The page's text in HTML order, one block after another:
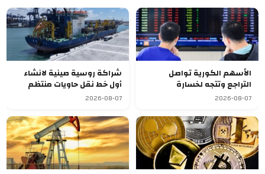
الأسهم الكورية تواصل
التراجع وتتجه لخسارة
أسبوعية سابعة
2026-08-07
شراكة روسية صينية لانشاء
أول خط نقل حاويات منتظم
يربط آسيا بأوروبا
2026-08-07